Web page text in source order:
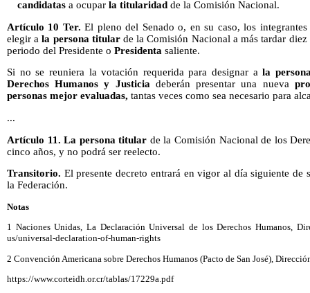
candidatasa ocupar la titularidadde la Comisión Nacional.
Artículo 10 Ter. El pleno del Senado o, en su caso, los
elegir ala persona titularde la Comisión Nacional a más tardar
periodo del Presidente o Presidenta saliente.
Si no se reuniera la votación requerida para designar ala
Derechos Humanos y Justiciadeberán presentar una nueva
personas mejor evaluadas, tantas veces como sea necesario para
...
Artículo 11. La persona titular de la Comisión Nacional de los
cinco años, y no podrá ser reelecto.
Transitorio. El presente decreto entrará en vigor al día siguiente
la Federación.
Notas
1 Naciones Unidas, La Declaración Universal de los Derechos Humanos,
us/universal-declaration-of-human-rights
2 Convención Americana sobre Derechos Humanos (Pacto de San José),
https://www.corteidh.or.cr/tablas/17229a.pdf